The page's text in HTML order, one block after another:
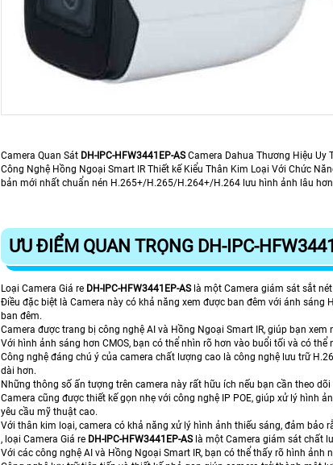
Camera Quan Sát DH-IPC-HFW3441EP-ASCamera Dahua Thương Hiệu Uy
Công Nghệ Hồng Ngoại Smart IR Thiết kế Kiểu Thân Kim Loại Với Chức
bản mới nhất chuẩn nén H.265+/H.265/H.264+/H.264 lưu hình ảnh lâu hơn
ƯU ĐIỂM QUAN TRỌNG DH-IPC-
Loại Camera Giá re DH-IPC-HFW3441EP-ASlà một Camera giám sát sắt
Điều đặc biệt là Camera này có khả năng xem được ban đêm với ánh
ban đêm.
Camera được trang bị công nghệ AI và Hồng Ngoại Smart IR, giúp bạn
Với hình ảnh sáng hơn CMOS, bạn có thể nhìn rõ hơn vào buổi tối và có thể
Công nghệ đáng chú ý của camera chất lượng cao là công nghệ lưu trữ
dài hơn.
Những thông số ấn tượng trên camera này rất hữu ích nếu bạn cần theo
Camera cũng được thiết kế gọn nhẹ với công nghệ IP POE, giúp xử lý hình
yêu cầu mỹ thuật cao.
Với thân kim loại, camera có khả năng xử lý hình ảnh thiếu sáng, đảm bảo
, loại Camera Giá re DH-IPC-HFW3441EP-ASlà một Camera giám sát chất
Với các công nghệ AI và Hồng Ngoại Smart IR, bạn có thể thấy rõ hình ảnh